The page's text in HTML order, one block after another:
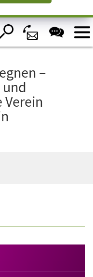
–
Verein